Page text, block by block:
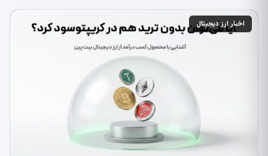
اخبار ارز دیجیتال